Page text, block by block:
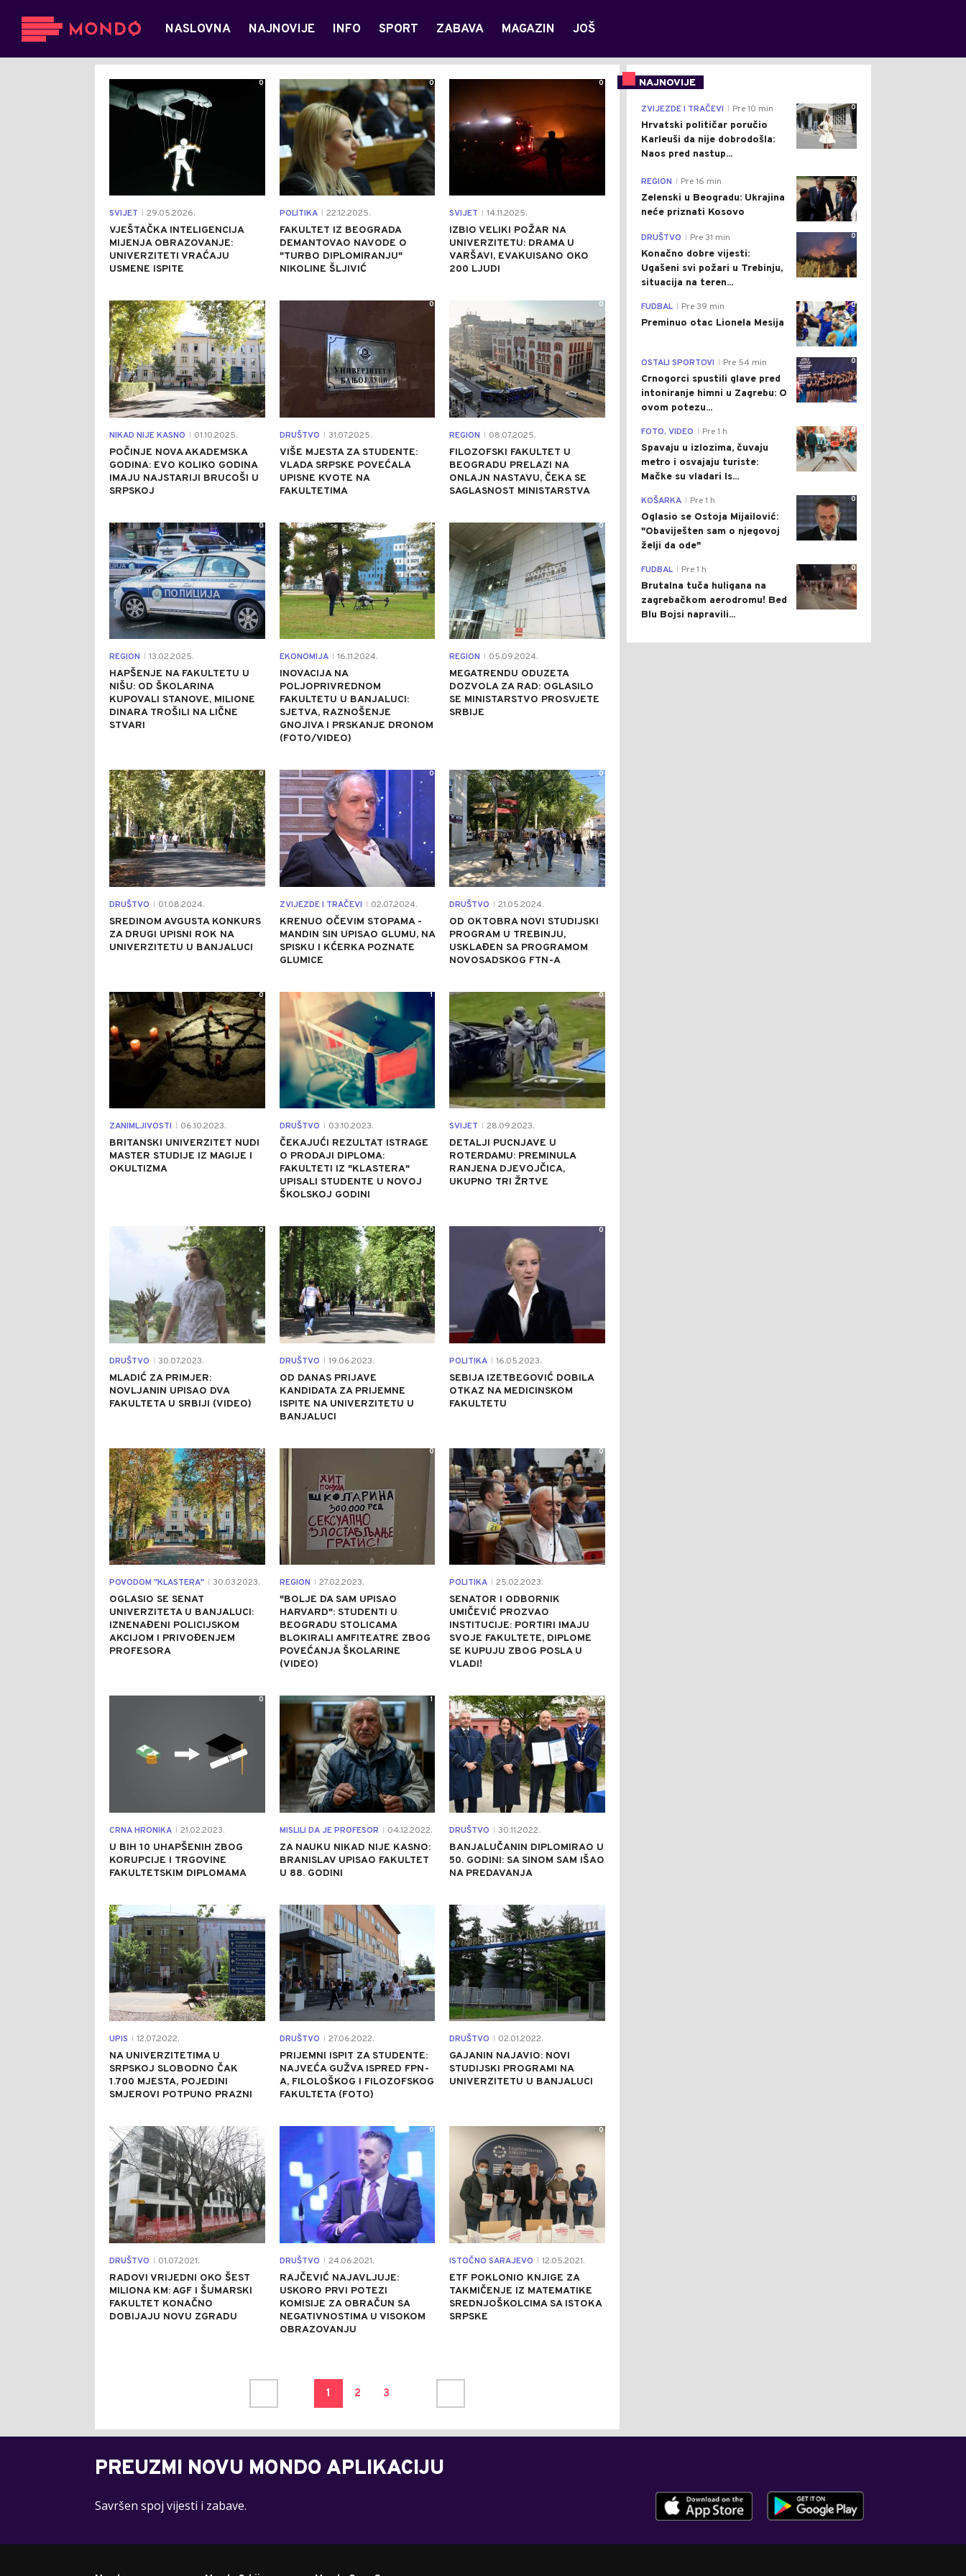
NASLOVNA NAJNOVIJE INFO SPORT ZABAVA MAGAZIN JOŠ
SVIJET 29.05.2026.
VJEŠTAČKA INTELIGENCIJA
MIJENJA OBRAZOVANJE:
UNIVERZITETI VRAĆAJU
USMENE ISPITE
0
POLITIKA 22.12.2025.
FAKULTET IZ BEOGRADA
DEMANTOVAO NAVODE O
"TURBO DIPLOMIRANJU"
NIKOLINE ŠLJIVIĆ
0
SVIJET 14.11.2025.
IZBIO VELIKI POŽAR NA
UNIVERZITETU: DRAMA U
VARŠAVI, EVAKUISANO OKO
200 LJUDI
0
NIKAD NIJE KASNO 01.10.2025.
POČINJE NOVA AKADEMSKA
GODINA: EVO KOLIKO GODINA
IMAJU NAJSTARIJI BRUCOŠI U
SRPSKOJ
0
DRUŠTVO 31.07.2025.
VIŠE MJESTA ZA STUDENTE:
VLADA SRPSKE POVEĆALA
UPISNE KVOTE NA
FAKULTETIMA
0
REGION 08.07.2025.
FILOZOFSKI FAKULTET U
BEOGRADU PRELAZI NA
ONLAJN NASTAVU, ČEKA SE
SAGLASNOST MINISTARSTVA
0
REGION 13.02.2025.
HAPŠENJE NA FAKULTETU U
NIŠU: OD ŠKOLARINA
KUPOVALI STANOVE, MILIONE
DINARA TROŠILI NA LIČNE
STVARI
0
EKONOMIJA 16.11.2024.
INOVACIJA NA
POLJOPRIVREDNOM
FAKULTETU U BANJALUCI:
SJETVA, RAZNOŠENJE
GNOJIVA I PRSKANJE DRONOM
(FOTO/VIDEO)
1
REGION 05.09.2024.
MEGATRENDU ODUZETA
DOZVOLA ZA RAD: OGLASILO
SE MINISTARSTVO PROSVJETE
SRBIJE
0
DRUŠTVO 01.08.2024.
SREDINOM AVGUSTA KONKURS
ZA DRUGI UPISNI ROK NA
UNIVERZITETU U BANJALUCI
0
ZVIJEZDE I TRAČEVI 02.07.2024.
KRENUO OČEVIM STOPAMA -
MANDIN SIN UPISAO GLUMU, NA
SPISKU I KĆERKA POZNATE
GLUMICE
0
DRUŠTVO 21.05.2024.
OD OKTOBRA NOVI STUDIJSKI
PROGRAM U TREBINJU,
USKLAĐEN SA PROGRAMOM
NOVOSADSKOG FTN-A
0
ZANIMLJIVOSTI 06.10.2023.
BRITANSKI UNIVERZITET NUDI
MASTER STUDIJE IZ MAGIJE I
OKULTIZMA
0
DRUŠTVO 03.10.2023.
ČEKAJUĆI REZULTAT ISTRAGE
O PRODAJI DIPLOMA:
FAKULTETI IZ "KLASTERA"
UPISALI STUDENTE U NOVOJ
ŠKOLSKOJ GODINI
1
SVIJET 28.09.2023.
DETALJI PUCNJAVE U
ROTERDAMU: PREMINULA
RANJENA DJEVOJČICA,
UKUPNO TRI ŽRTVE
0
DRUŠTVO 30.07.2023.
MLADIĆ ZA PRIMJER:
NOVLJANIN UPISAO DVA
FAKULTETA U SRBIJI (VIDEO)
0
DRUŠTVO 19.06.2023.
OD DANAS PRIJAVE
KANDIDATA ZA PRIJEMNE
ISPITE NA UNIVERZITETU U
BANJALUCI
0
POLITIKA 16.05.2023.
SEBIJA IZETBEGOVIĆ DOBILA
OTKAZ NA MEDICINSKOM
FAKULTETU
0
POVODOM "KLASTERA" 30.03.2023.
OGLASIO SE SENAT
UNIVERZITETA U BANJALUCI:
IZNENAĐENI POLICIJSKOM
AKCIJOM I PRIVOĐENJEM
PROFESORA
0
REGION 27.02.2023.
"BOLJE DA SAM UPISAO
HARVARD": STUDENTI U
BEOGRADU STOLICAMA
BLOKIRALI AMFITEATRE ZBOG
POVEĆANJA ŠKOLARINE
(VIDEO)
0
POLITIKA 25.02.2023.
SENATOR I ODBORNIK
UMIČEVIĆ PROZVAO
INSTITUCIJE: PORTIRI IMAJU
SVOJE FAKULTETE, DIPLOME
SE KUPUJU ZBOG POSLA U
VLADI!
0
CRNA HRONIKA 21.02.2023.
U BIH 10 UHAPŠENIH ZBOG
KORUPCIJE I TRGOVINE
FAKULTETSKIM DIPLOMAMA
0
MISLILI DA JE PROFESOR 04.12.2022.
ZA NAUKU NIKAD NIJE KASNO:
BRANISLAV UPISAO FAKULTET
U 88. GODINI
1
DRUŠTVO 30.11.2022.
BANJALUČANIN DIPLOMIRAO U
50. GODINI: SA SINOM SAM IŠAO
NA PREDAVANJA
0
UPIS 12.07.2022.
NA UNIVERZITETIMA U
SRPSKOJ SLOBODNO ČAK
1.700 MJESTA, POJEDINI
SMJEROVI POTPUNO PRAZNI
DRUŠTVO 27.06.2022.
PRIJEMNI ISPIT ZA STUDENTE:
NAJVEĆA GUŽVA ISPRED FPN-
A, FILOLOŠKOG I FILOZOFSKOG
FAKULTETA (FOTO)
0
DRUŠTVO 02.01.2022.
GAJANIN NAJAVIO: NOVI
STUDIJSKI PROGRAMI NA
UNIVERZITETU U BANJALUCI
0
DRUŠTVO 01.07.2021.
RADOVI VRIJEDNI OKO ŠEST
MILIONA KM: AGF I ŠUMARSKI
FAKULTET KONAČNO
DOBIJAJU NOVU ZGRADU
DRUŠTVO 24.06.2021.
RAJČEVIĆ NAJAVLJUJE:
USKORO PRVI POTEZI
KOMISIJE ZA OBRAČUN SA
NEGATIVNOSTIMA U VISOKOM
OBRAZOVANJU
0
ISTOČNO SARAJEVO 12.05.2021.
ETF POKLONIO KNJIGE ZA
TAKMIČENJE IZ MATEMATIKE
SREDNJOŠKOLCIMA SA ISTOKA
SRPSKE
0
1 2 3
NAJNOVIJE
0
ZVIJEZDE I TRAČEVI Pre 10 min
Hrvatski političar poručio
Karleuši da nije dobrodošla:
Naos pred nastup...
0
REGION Pre 16 min
Zelenski u Beogradu: Ukrajina
neće priznati Kosovo
0
DRUŠTVO Pre 31 min
Konačno dobre vijesti:
Ugašeni svi požari u Trebinju,
situacija na teren...
0
FUDBAL Pre 39 min
Preminuo otac Lionela Mesija
0
OSTALI SPORTOVI Pre 54 min
Crnogorci spustili glave pred
intoniranje himni u Zagrebu: O
ovom potezu...
0
FOTO, VIDEO Pre 1 h
Spavaju u izlozima, čuvaju
metro i osvajaju turiste:
Mačke su vladari Is...
0
KOŠARKA Pre 1 h
Oglasio se Ostoja Mijailović:
"Obaviješten sam o njegovoj
želji da ode"
0
FUDBAL Pre 1 h
Brutalna tuča huligana na
zagrebačkom aerodromu! Bed
Blu Bojsi napravili...
PREUZMI NOVU MONDO APLIKACIJU
Savršen spoj vijesti i zabave.